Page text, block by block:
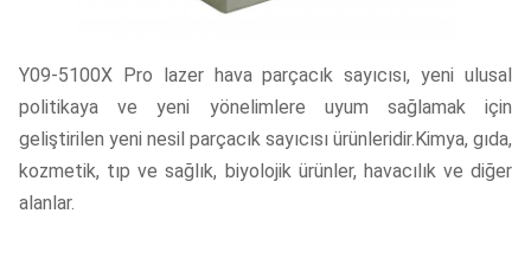
Y09-5100X Pro lazer hava parçacık sayıcısı, yeni ulusal
politikaya ve yeni yönelimlere uyum sağlamak için
geliştirilen yeni nesil parçacık sayıcısı ürünleridir.Kimya, gıda,
kozmetik, tıp ve sağlık, biyolojik ürünler, havacılık ve diğer
alanlar.